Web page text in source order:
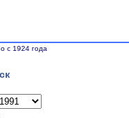
с 1924 года